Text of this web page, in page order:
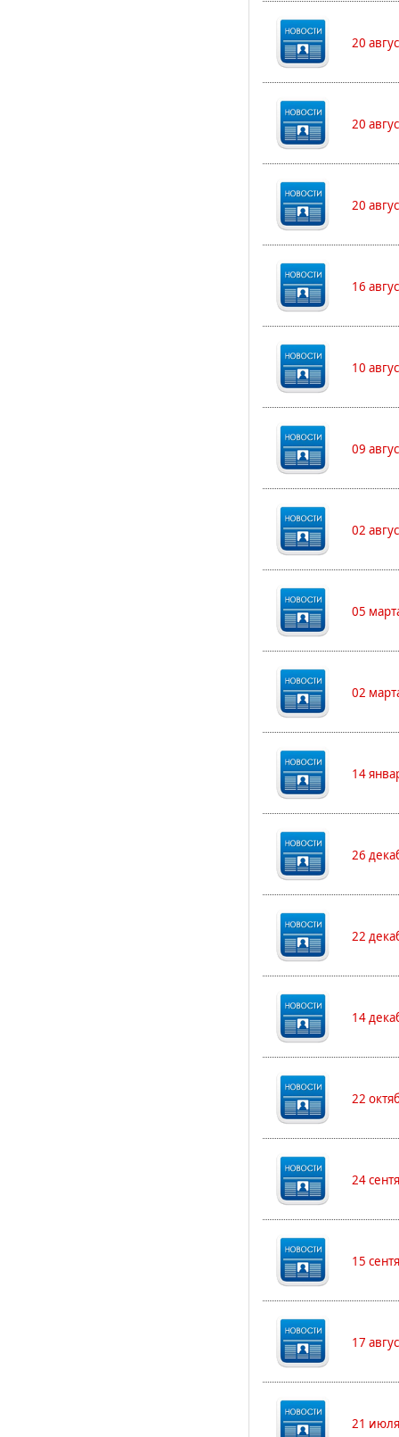
20
20
20
16
10
09
02
05
02
14
26
22
14
22
24
15
17
21